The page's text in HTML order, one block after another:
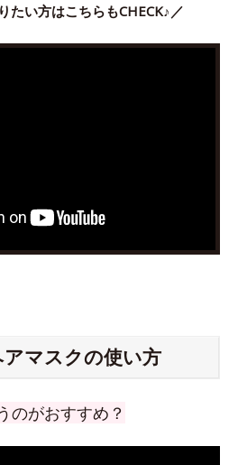
たい方はこちらもCHECK♪／
アマスクの使い方
のがおすすめ？